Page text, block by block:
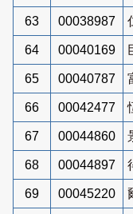
63 00038987
64 00040169
65 00040787
66 00042477
67 00044860
68 00044897
69 00045220